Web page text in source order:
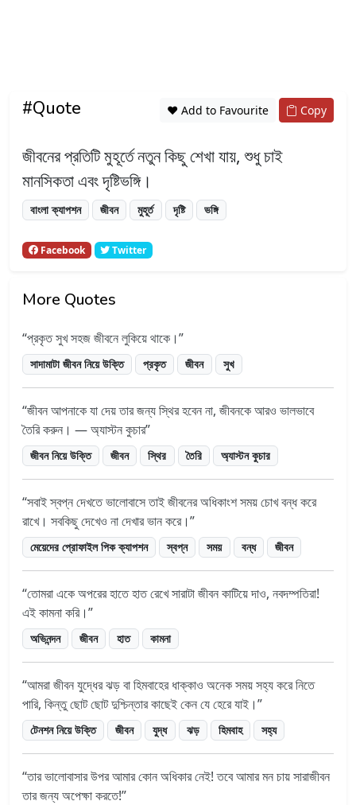
#Quote ❤️ Add to Favourite Copy
জীবনের প্রতিটি মুহূর্তে নতুন কিছু শেখা যায়, শুধু চাই
মানসিকতা এবং দৃষ্টিভঙ্গি।
বাংলা ক্যাপশন জীবন মুহূর্ত দৃষ্টি ভঙ্গি
Facebook Twitter
More Quotes
প্রকৃত সুখ সহজ জীবনে লুকিয়ে থাকে।
সাদামাটা জীবন নিয়ে উক্তি প্রকৃত জীবন সুখ
জীবন আপনাকে যা দেয় তার জন্য স্থির হবেন না, জীবনকে আরও ভালভাবে
তৈরি করুন। — অ্যাস্টন কুচার
জীবন নিয়ে উক্তি জীবন স্থির তৈরি অ্যাস্টন কুচার
সবাই স্বপ্ন দেখতে ভালোবাসে তাই জীবনের অধিকাংশ সময় চোখ বন্ধ করে
রাখে। সবকিছু দেখেও না দেখার ভান করে।
মেয়েদের প্রোফাইল পিক ক্যাপশন স্বপ্ন সময় বন্ধ জীবন
তোমরা একে অপরের হাতে হাত রেখে সারাটা জীবন কাটিয়ে দাও, নবদম্পতিরা!
এই কামনা করি।
অভিনন্দন জীবন হাত কামনা
আমরা জীবন যুদ্ধের ঝড় বা হিমবাহের ধাক্কাও অনেক সময় সহ্য করে নিতে
পারি, কিন্তু ছোট ছোট দুশ্চিন্তার কাছেই কেন যে হেরে যাই।
টেনশন নিয়ে উক্তি জীবন যুদ্ধ ঝড় হিমবাহ সহ্য
তার ভালোবাসার উপর আমার কোন অধিকার নেই! তবে আমার মন চায় সারাজীবন
তার জন্য অপেক্ষা করতে!